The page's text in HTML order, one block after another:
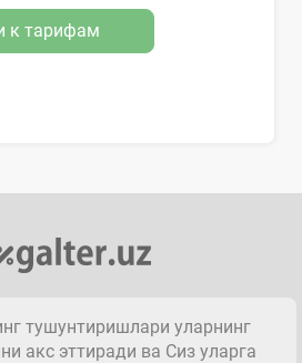
к тарифам
тушунтиришлари уларнинг
акс эттиради ва Сиз уларга